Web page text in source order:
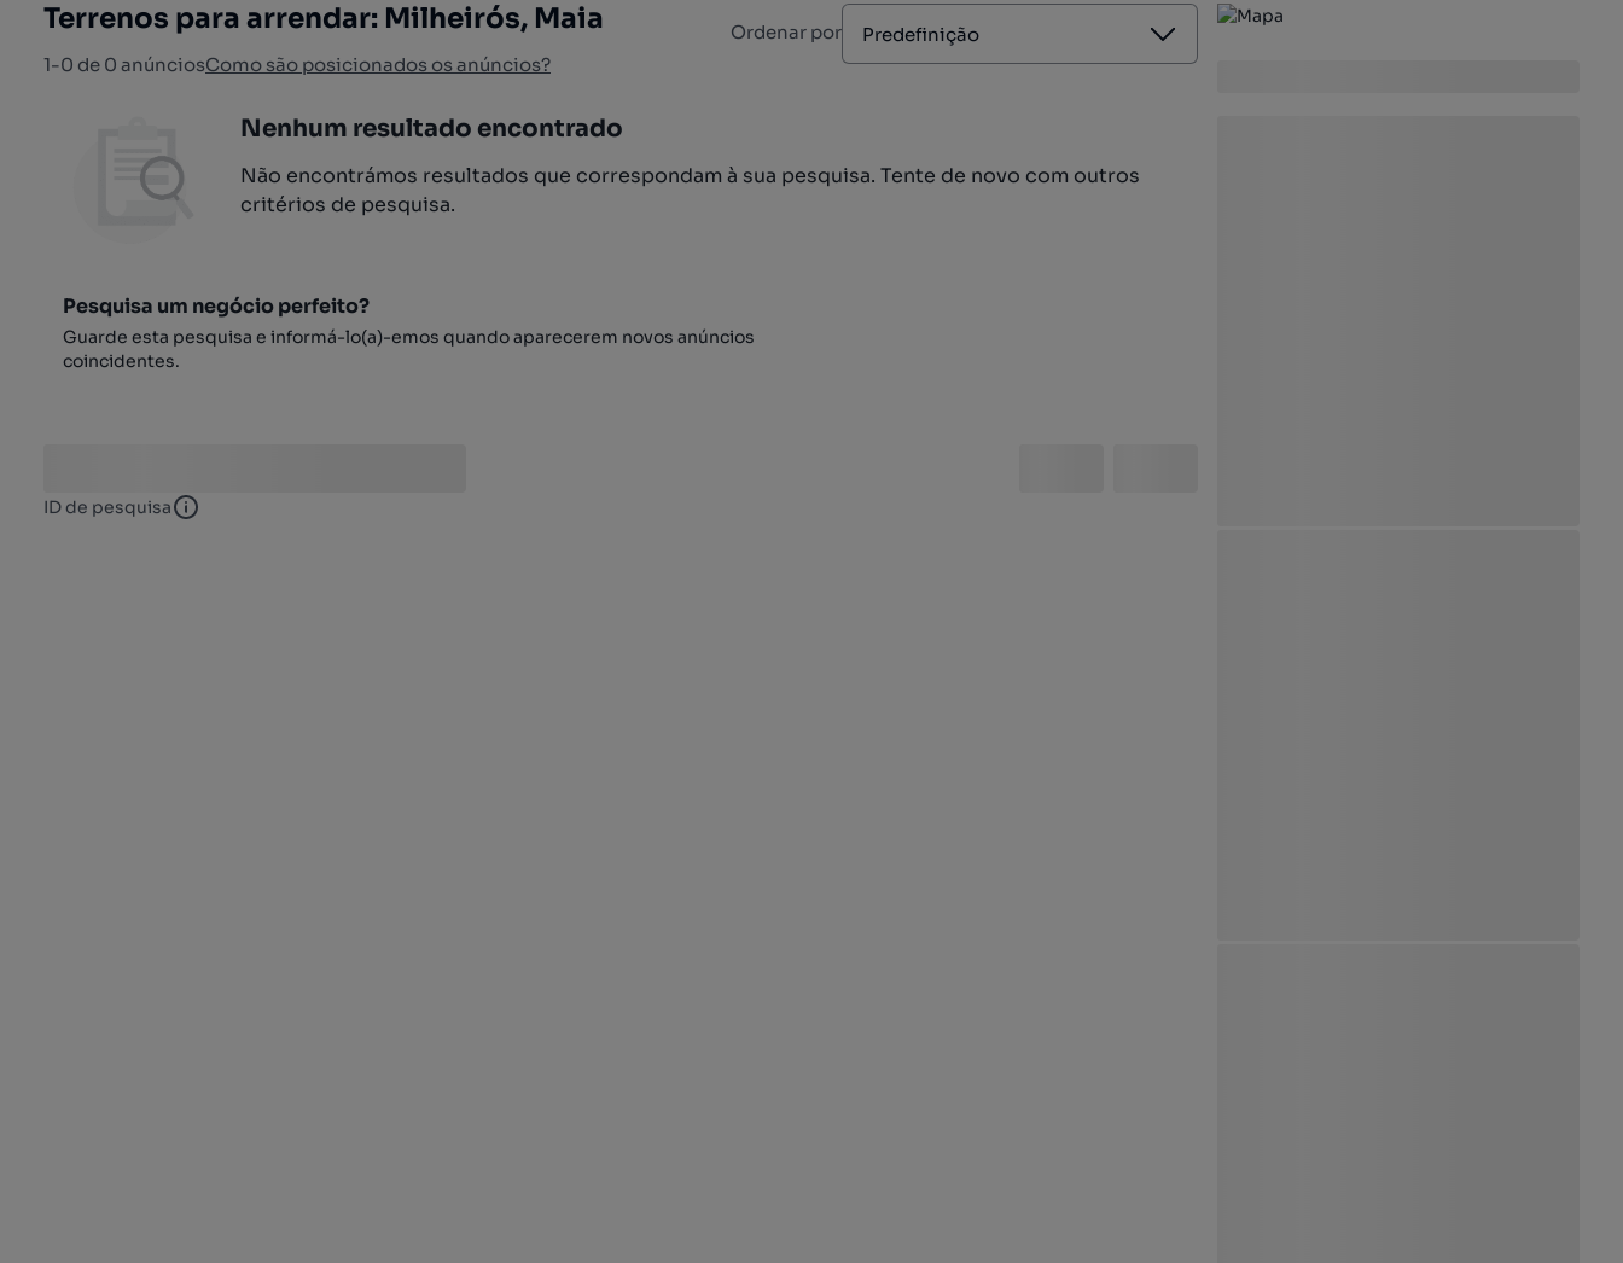
Terrenos para arrendar: Milheirós, Maia
1-0 de 0 anúnciosComo são posicionados os anúncios?
Ordenar por Predefinição
Nenhum resultado encontrado
Não encontrámos resultados que correspondam à sua pesquisa. Tente de novo com outros
critérios de pesquisa.
Pesquisa um negócio perfeito?
Guarde esta pesquisa e informá-lo(a)-emos quando aparecerem novos anúncios
coincidentes.
ID de pesquisa ID de pesquisa